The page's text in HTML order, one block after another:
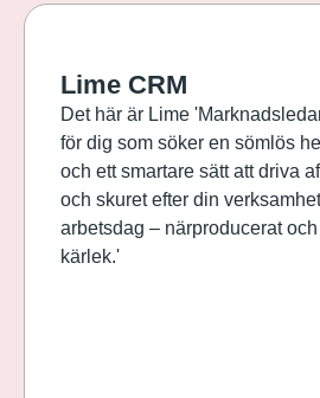
Lime CRM
Det här är Lime
för dig som söker en sömlös
och ett smartare sätt att driva
och skuret efter din
arbetsdag – närproducerat
kärlek.'